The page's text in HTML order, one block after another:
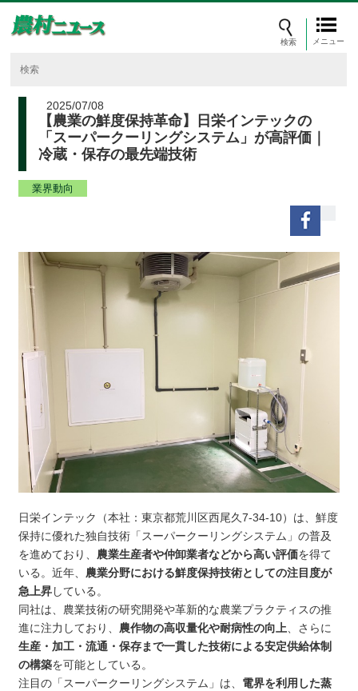
メニュー
2025/07/08
【農業の鮮度保持革命】日栄インテックの
「スーパークーリングシステム」が高評価｜
冷蔵・保存の最先端技術
業界動向
日栄インテック（本社：東京都荒川区西尾久7-34-10）は、鮮度
保持に優れた独自技術「スーパークーリングシステム」の普及
を進めており、 農業生産者や仲卸業者などから高い評価を得て
いる。近年、 農業分野における鮮度保持技術としての注目度が
急上昇している。
同社は、農業技術の研究開発や革新的な農業プラクティスの推
進に注力しており、 農作物の高収量化や耐病性の向上 、さらに
生産・加工・流通・保存まで一貫した技術による安定供給体制
の構築を可能としている。
注目の「スーパークーリングシステム」は、 電界を利用した蒸